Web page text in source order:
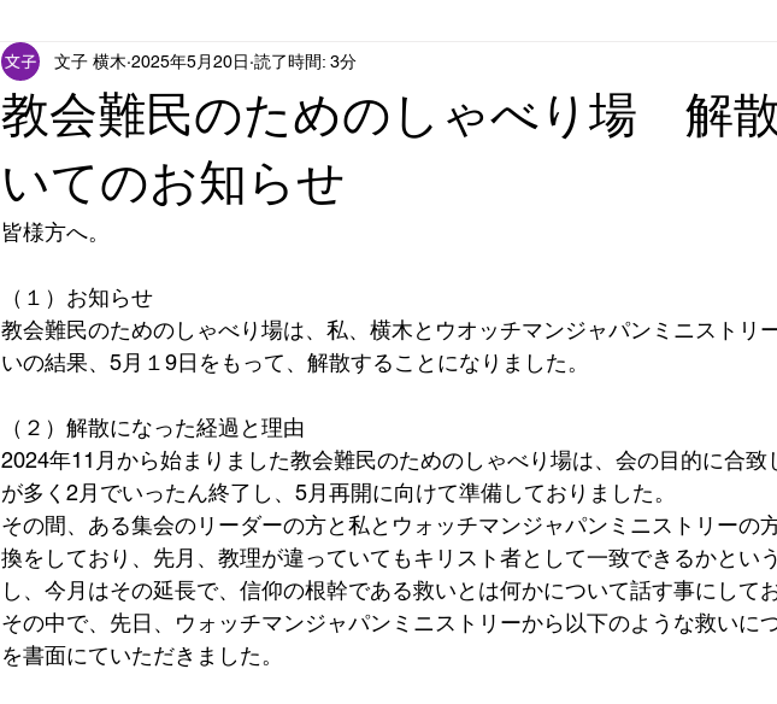
教会難民のためのしゃべり場 解
いてのお知らせ
文子 横木 2025年5月20日 読了時間: 3分
皆様方へ。
（１）お知らせ
教会難民のためのしゃべり場は、私、横木とウオッチマンジャパンミニストリ
いの結果、5月１9日をもって、解散することになりました。
（２）解散になった経過と理由
2024年11月から始まりました教会難民のためのしゃべり場は、会の目的に合致
が多く2月でいったん終了し、5月再開に向けて準備しておりました。
その間、ある集会のリーダーの方と私とウォッチマンジャパンミニストリーの
換をしており、先月、教理が違っていてもキリスト者として一致できるかとい
し、今月はその延長で、信仰の根幹である救いとは何かについて話す事にして
その中で、先日、ウォッチマンジャパンミニストリーから以下のような救いに
を書面にていただきました。